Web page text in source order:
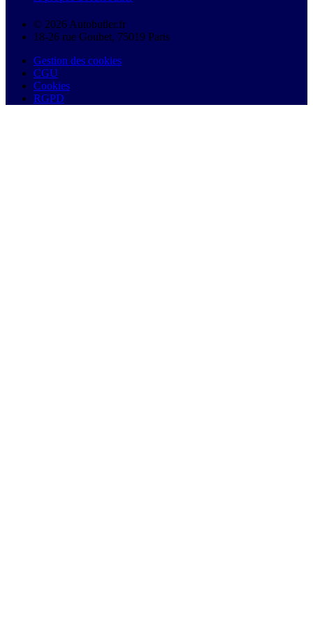
© 2026 Autobutler.fr
18-26 rue Goubet, 75019 Paris
Gestion des cookies
CGU
Cookies
RGPD